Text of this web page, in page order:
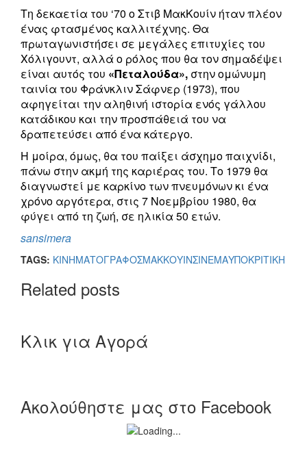
Τη δεκαετία του ‘70 ο Στιβ ΜακΚουίν ήταν πλέον
ένας φτασμένος καλλιτέχνης. Θα
πρωταγωνιστήσει σε μεγάλες επιτυχίες του
Χόλιγουντ, αλλά ο ρόλος που θα τον σημαδέψει
είναι αυτός του «Πεταλούδα», στην ομώνυμη
ταινία του Φράνκλιν Σάφνερ (1973), που
αφηγείται την αληθινή ιστορία ενός γάλλου
κατάδικου και την προσπάθειά του να
δραπετεύσει από ένα κάτεργο.
Η μοίρα, όμως, θα του παίξει άσχημο παιχνίδι,
πάνω στην ακμή της καριέρας του. Το 1979 θα
διαγνωστεί με καρκίνο των πνευμόνων κι ένα
χρόνο αργότερα, στις 7 Νοεμβρίου 1980, θα
φύγει από τη ζωή, σε ηλικία 50 ετών.
sansimera
TAGS: ΚΙΝΗΜΑΤΟΓΡΑΦΟΣΜΑΚΚΟΥΙΝΣΙΝΕΜΑΥΠΟΚΡΙΤΙΚΗ
Related posts
Κλικ για Αγορά
Ακολούθηστε μας στο Facebook